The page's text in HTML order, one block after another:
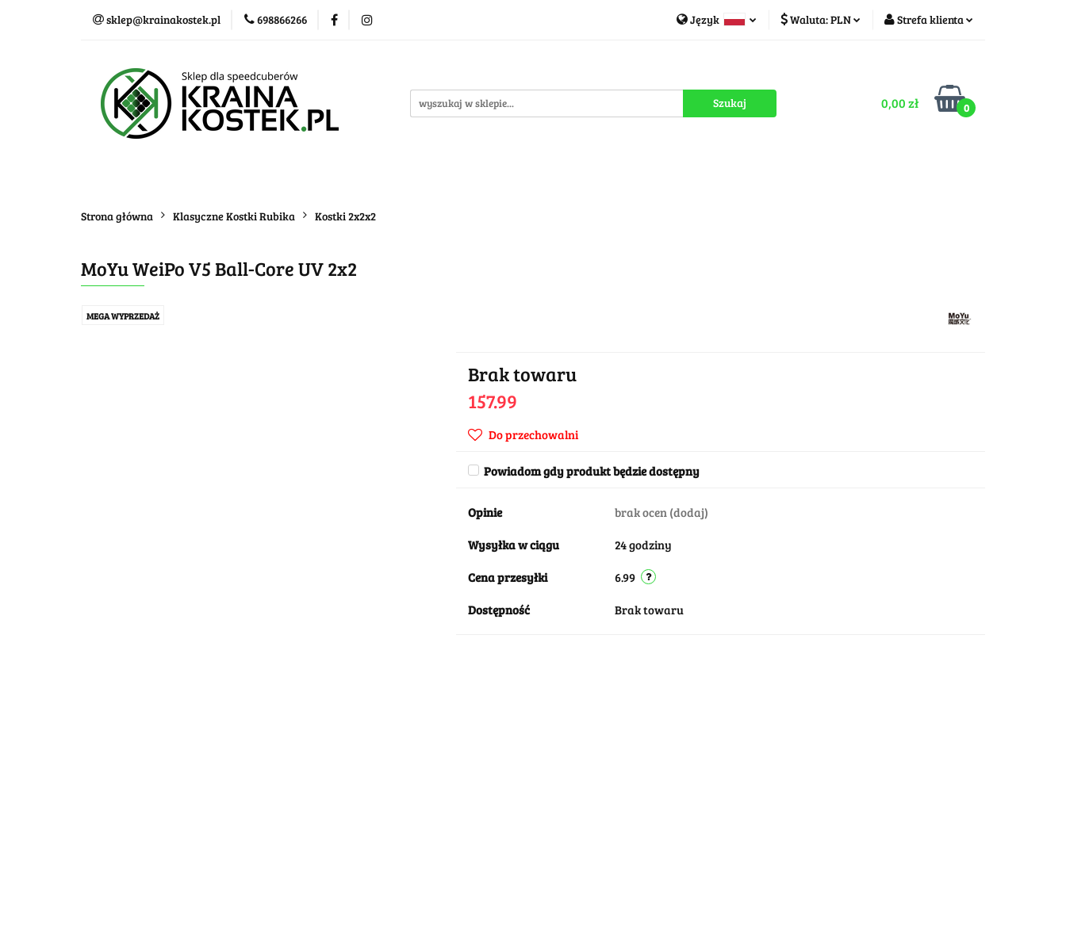
sklep@krainakostek.pl 698866266 Język
Czech
Waluta:PLN Strefa klienta
Zarejestruj się
Dodaj zgłoszenie
0,00 zł 0
Klasyczne kostki Producenci
Nowości
Strona główna Klasyczne Kostki Rubika Kostki 2x2x2
MoYu WeiPo V5 Ball-Core UV 2x2
MEGA WYPRZEDAŻ
Brak towaru
157.99
Do przechowalni
Powiadom gdy produkt będzie dostępny
Opinie brak ocen (dodaj)
Wysyłka w ciągu 24 godziny
Cena przesyłki 6.99
Dostępność Brak towaru